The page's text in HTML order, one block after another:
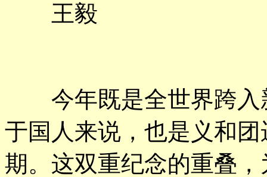
王毅
今年既是全世界跨入
于国人来说，也是义和
期。这双重纪念的重叠